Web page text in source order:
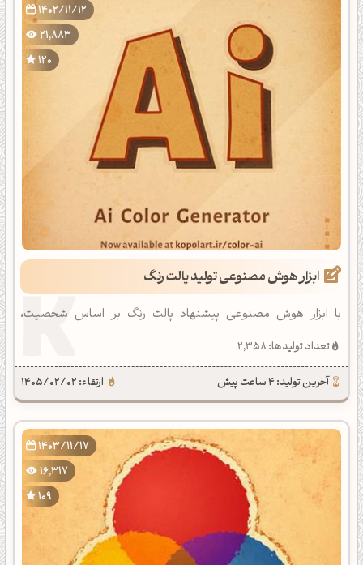
1402/11/12
21,883
120
ابزار هوش مصنوعی تولید پالت رنگ
با ابزار هوش مصنوعی پیشنهاد پالت رنگ بر اساس شخصیت،
تعداد تولیدها: 2,358
آخرین تولید: 4 ساعت پیش
ارتقاء: 1405/02/02
1403/11/17
16,317
109